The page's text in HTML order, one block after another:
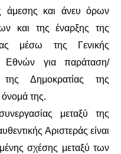
άμεσης και άνευ όρων
και της έναρξης της
μέσω της Γενικής
Εθνών για παράταση/
Δημοκρατίας της
όνομά της.
μεταξύ της
Αριστεράς είναι
σχέσης μεταξύ των